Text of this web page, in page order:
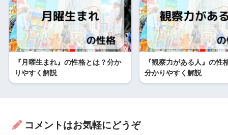
『月曜生まれ』の性格とは？分か
りやすく解説
『観察力がある人』の性
分かりやすく解説
コメントはお気軽にどうぞ